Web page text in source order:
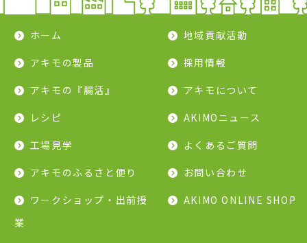
ホーム
アキモの製品
アキモの『腸活』
レシピ
工場見学
アキモのふるさと便り
ワークショップ・出前授
業
地域貢献活動
採用情報
アキモについて
AKIMOニュース
よくあるご質問
お問い合わせ
AKIMO ONLINE SHOP